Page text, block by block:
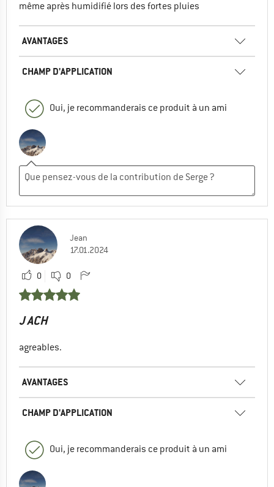
même après humidifié lors des fortes pluies
AVANTAGES
CHAMP D'APPLICATION
Oui, je recommanderais ce produit à un ami
Jean
17.01.2024
0 0
J ACH
agreables.
AVANTAGES
CHAMP D'APPLICATION
Oui, je recommanderais ce produit à un ami